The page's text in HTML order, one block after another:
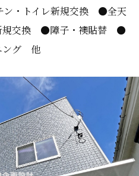
ン・トイレ新規交換 ●全天
規交換 ●障子・襖貼替 ●
ング 他